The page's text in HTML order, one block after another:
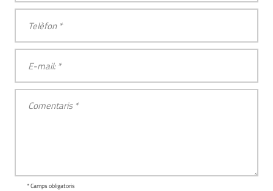
* Camps obligatoris